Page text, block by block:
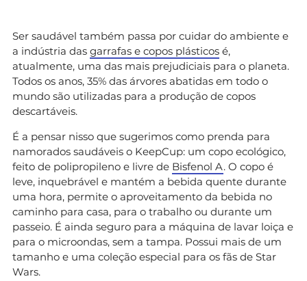
Ser saudável também passa por cuidar do ambiente e
a indústria das garrafas e copos plásticos é,
atualmente, uma das mais prejudiciais para o planeta.
Todos os anos, 35% das árvores abatidas em todo o
mundo são utilizadas para a produção de copos
descartáveis.
É a pensar nisso que sugerimos como prenda para
namorados saudáveis o KeepCup: um copo ecológico,
feito de polipropileno e livre de Bisfenol A. O copo é
leve, inquebrável e mantém a bebida quente durante
uma hora, permite o aproveitamento da bebida no
caminho para casa, para o trabalho ou durante um
passeio. É ainda seguro para a máquina de lavar loiça e
para o microondas, sem a tampa. Possui mais de um
tamanho e uma coleção especial para os fãs de Star
Wars.